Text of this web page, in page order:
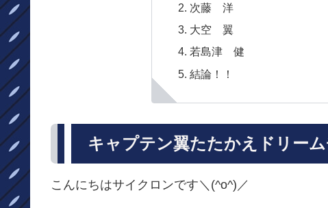
次藤 洋
大空 翼
若島津 健
結論！！
キャプテン翼たたかえドリー
こんにちはサイクロンです＼(^o^)／